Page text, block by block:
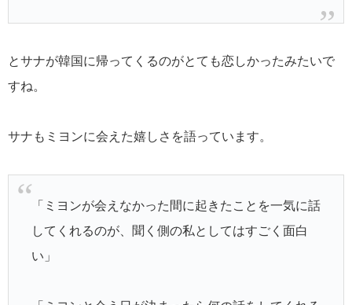
とサナが韓国に帰ってくるのがとても恋しかったみたいで
すね。
サナもミヨンに会えた嬉しさを語っています。
「ミヨンが会えなかった間に起きたことを一気に話
してくれるのが、聞く側の私としてはすごく面白
い」